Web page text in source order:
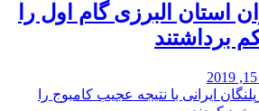
استان البرزی گام اول را
برداشتند